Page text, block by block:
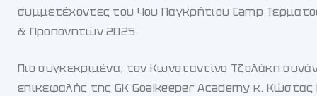
συμμετέχοντες του 4ου Παγκρήτιου Camp
& Προπονητών 2025.
Πιο συγκεκριμένα, τον Κωνσταντίνο Τζολάκη
επικεφαλής της GK Goalkeeper Academy κ.